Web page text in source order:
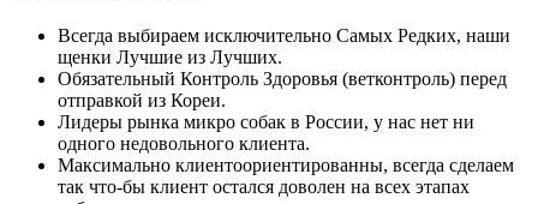
Всегда выбираем исключительно Самых Редких, наши
щенки Лучшие из Лучших.
Обязательный Контроль Здоровья (ветконтроль) перед
отправкой из Кореи.
Лидеры рынка микро собак в России, у нас нет ни
одного недовольного клиента.
Максимально клиентоориентированны, всегда сделаем
так что-бы клиент остался доволен на всех этапах